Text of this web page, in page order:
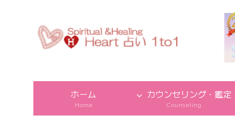
ホーム
Home
カウンセリング・鑑定
Counseling